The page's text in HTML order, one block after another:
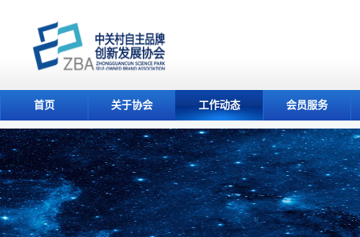
首页 关于协会 工作动态 会员服务